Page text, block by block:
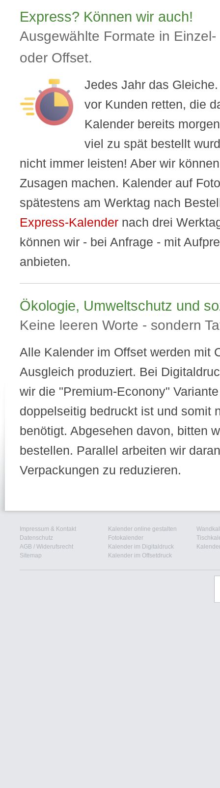
Express? Können wir auch!
Ausgewählte Formate in
oder Offset.
Jedes Jahr das
vor Kunden retten, die
Kalender bereits
viel zu spät bestellt
nicht immer leisten! Aber wir
Zusagen machen. Kalender auf
spätestens am Werktag nach
Express-Kalender nach drei
können wir - bei Anfrage - mit
anbieten.
Ökologie, Umweltschutz und
Keine leeren Worte - sondern
Alle Kalender im Offset werden mit
Ausgleich produziert. Bei
wir die "Premium-Econony"
doppelseitig bedruckt ist und somit
benötigt. Abgesehen davon, bitten
bestellen. Parallel arbeiten wir
Verpackungen zu reduzieren.
Impressum & Kontakt
Datenschutz
AGB / Widerufsrecht
Sitemap
Kalender online gestalten
Fotokalender
Kalender im Digitaldruck
Kalender im Offsetdruck